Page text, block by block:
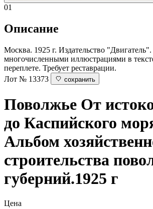
01
Описание
Москва. 1925 г. Издательство
многочисленными иллюстрациями в
переплете. Требует реставрации.
Лот № 13373
сохранить
Поволжье От
до Каспийского
Альбом
строительства
губерний.1925 г
Цена